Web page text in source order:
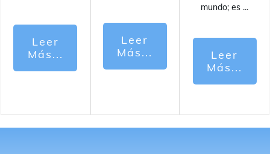
Leer
Más...
Leer
Más...
mundo; es ...
Leer
Más...